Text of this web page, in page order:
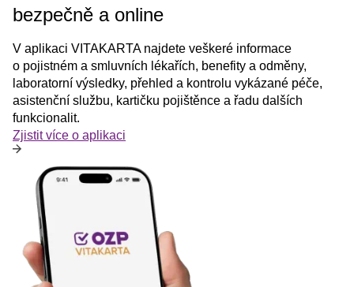
bezpečně a online
V aplikaci VITAKARTA najdete veškeré informace
o pojistném a smluvních lékařích, benefity a odměny,
laboratorní výsledky, přehled a kontrolu vykázané péče,
asistenční službu, kartičku pojištěnce a řadu dalších
funkcionalit.
Zjistit více o aplikaci